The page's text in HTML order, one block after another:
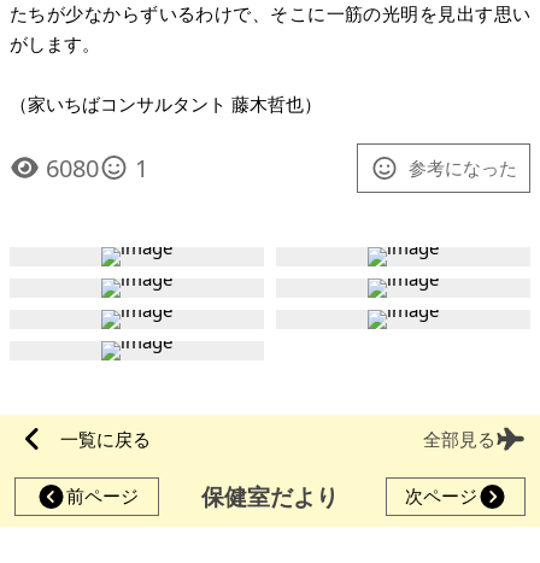
たちが少なからずいるわけで、そこに一筋の光明を見出す思い
がします。
（家いちばコンサルタント 藤木哲也）
6080 1 参考になった
一覧に戻る 全部見る
前ページ 保健室だより 次ページ